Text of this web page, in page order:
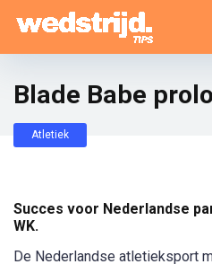
Blade Babe
Atletiek
Succes voor Nederlandse
WK.
De Nederlandse atletieksport